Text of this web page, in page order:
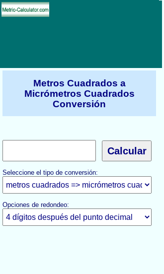
Metros Cuadrados a
Micrómetros Cuadrados
Conversión
Seleccione el tipo de conversión:
Opciones de redondeo: